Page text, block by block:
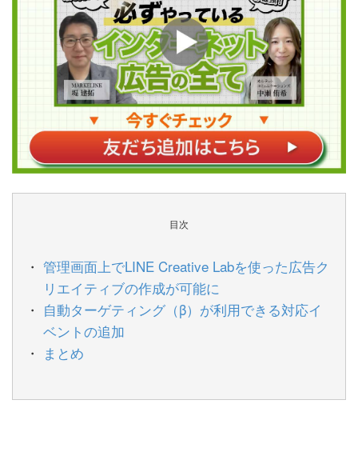
目次
管理画面上でLINE Creative Labを使った広告ク
リエイティブの作成が可能に
自動ターゲティング（β）が利用できる対応イ
ベントの追加
まとめ